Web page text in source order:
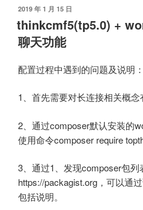
发
布
于
2019 年 1 月 15 日
thinkcmf5(tp5.0) +
聊天功能
配置过程中遇到的问题及说明：
1、首先需要对长连接相关概念
2、通过composer默认安装的
使用命令composer require
3、通过1、发现composer包列
https://packagist.org，可以通
包括说明。